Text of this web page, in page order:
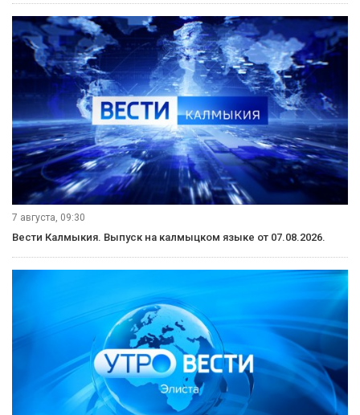
7 августа, 09:30
Вести Калмыкия. Выпуск на калмыцком языке от 07.08.2026.